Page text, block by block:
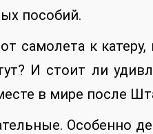
пособий.
самолета к катеру,
И стоит ли
в мире после
Особенно